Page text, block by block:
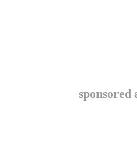
sponsored